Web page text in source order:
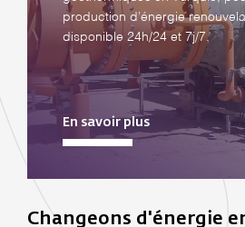
production d’énergie
disponible 24h/24 et 7j/7.
En savoir plus
Changeons d'énergie